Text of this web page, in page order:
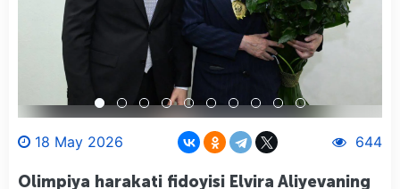
18 May 2026 644
Olimpiya harakati fidoyisi Elvira Aliyevaning